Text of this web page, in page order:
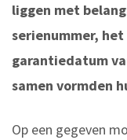
liggen met
serienummer,
garantiedatum
samen vormden
Op een gegeven